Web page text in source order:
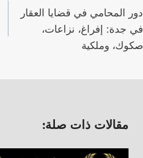
المقالات
دور المحامي في قضايا العقار
في جدة: إفراغ، نزاعات،
صكوك، وملكية
مقالات ذات صلة: